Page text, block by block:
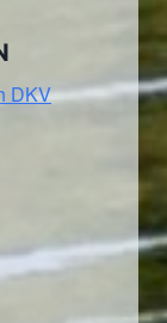
DKV